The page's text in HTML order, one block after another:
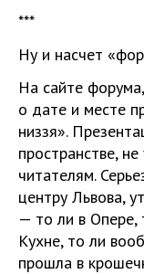
***
Ну и насчет
На сайте
о дате и месте
низзя».
пространстве,
читателям.
центру Львова,
— то ли в Опере,
Кухне, то ли
прошла в